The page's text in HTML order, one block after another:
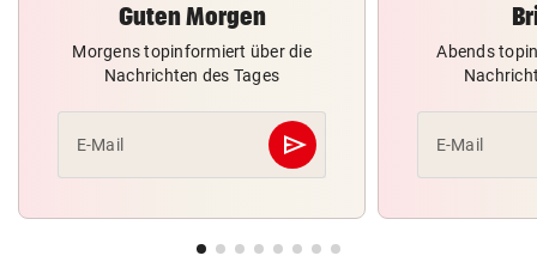
Guten Morgen
Morgens topinformiert über die
Nachrichten des Tages
E-Mail send
Abschicken
Abends
E-Mail